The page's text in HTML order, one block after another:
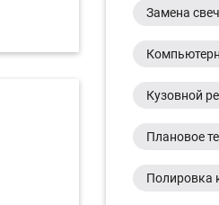
Замена
Кузовной
Плановое
Полировка